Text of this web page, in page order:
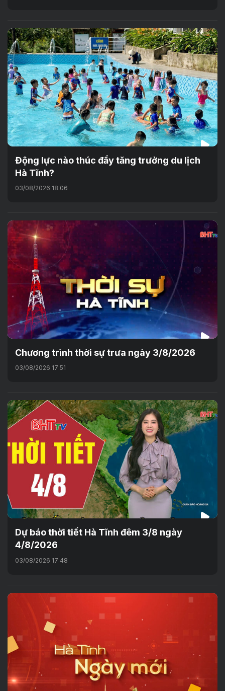
Động lực nào thúc đẩy tăng trưởng du lịch
Hà Tĩnh?
03/08/2026 18:06
Chương trình thời sự trưa ngày 3/8/2026
03/08/2026 17:51
Dự báo thời tiết Hà Tĩnh đêm 3/8 ngày
4/8/2026
03/08/2026 17:48